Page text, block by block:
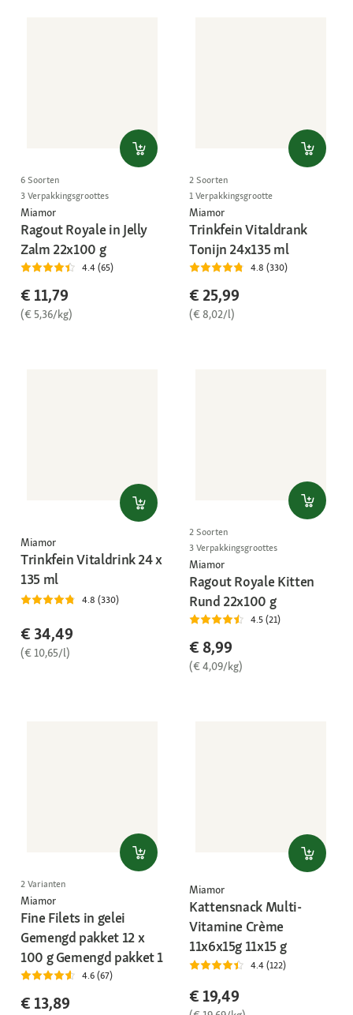
6 Soorten
3 Verpakkingsgroottes
Miamor
Ragout Royale in Jelly
Zalm 22x100 g
4.4 (65)
€ 11,79
(€ 5,36/kg)
2 Soorten
1 Verpakkingsgrootte
Miamor
Trinkfein Vitaldrank
Tonijn 24x135 ml
4.8 (330)
€ 25,99
(€ 8,02/l)
Miamor
Trinkfein Vitaldrink 24 x
135 ml
4.8 (330)
€ 34,49
(€ 10,65/l)
2 Soorten
3 Verpakkingsgroottes
Miamor
Ragout Royale Kitten
Rund 22x100 g
4.5 (21)
€ 8,99
(€ 4,09/kg)
2 Varianten
Miamor
Fine Filets in gelei
Gemengd pakket 12 x
100 g Gemengd pakket 1
4.6 (67)
€ 13,89
Miamor
Kattensnack Multi-
Vitamine Crème
11x6x15g 11x15 g
4.4 (122)
€ 19,49